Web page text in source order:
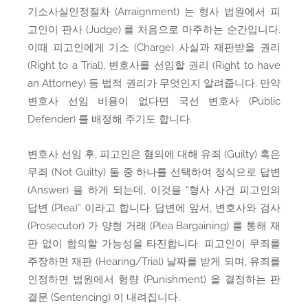
기소사실인정절차 (Arraignment) 는 형사 법원에서 피
고인이 판사 (Judge) 를 처음으로 마주하는 순간입니다.
이때 피고인에게 기소 (Charge) 사실과 재판받을 권리
(Right to a Trial), 변호사를 선임할 권리 (Right to have
an Attorney) 등 법적 권리가 무엇인지 알려줍니다. 만약
변호사 선임 비용이 없다면 국선 변호사 (Public
Defender) 를 배정해 주기도 합니다.
변호사 선임 후, 피고인은 혐의에 대해 유죄 (Guilty) 혹은
무죄 (Not Guilty) 둘 중 하나를 선택하여 정식으로 답변
(Answer) 을 하게 되는데, 이것을 “형사 사건 피고인의
답변 (Plea)” 이라고 합니다. 답변에 앞서, 변호사와 검사
(Prosecutor) 가 양형 거래 (Plea Bargaining) 를 통해 재
판 없이 합의할 가능성을 타진합니다. 피고인이 무죄를
주장하면 재판 (Hearing/Trial) 날짜를 받게 되며, 유죄를
인정하면 법원에서 형량 (Punishment) 을 결정하는 판
결문 (Sentencing) 이 내려집니다.